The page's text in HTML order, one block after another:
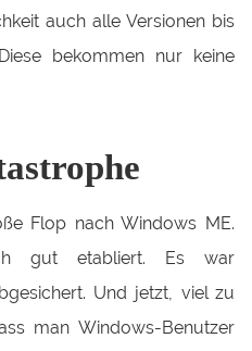
auch alle Versionen bis
bekommen nur keine
Flop nach Windows ME.
gut etabliert. Es war
Und jetzt, viel zu
man Windows-Benutzer